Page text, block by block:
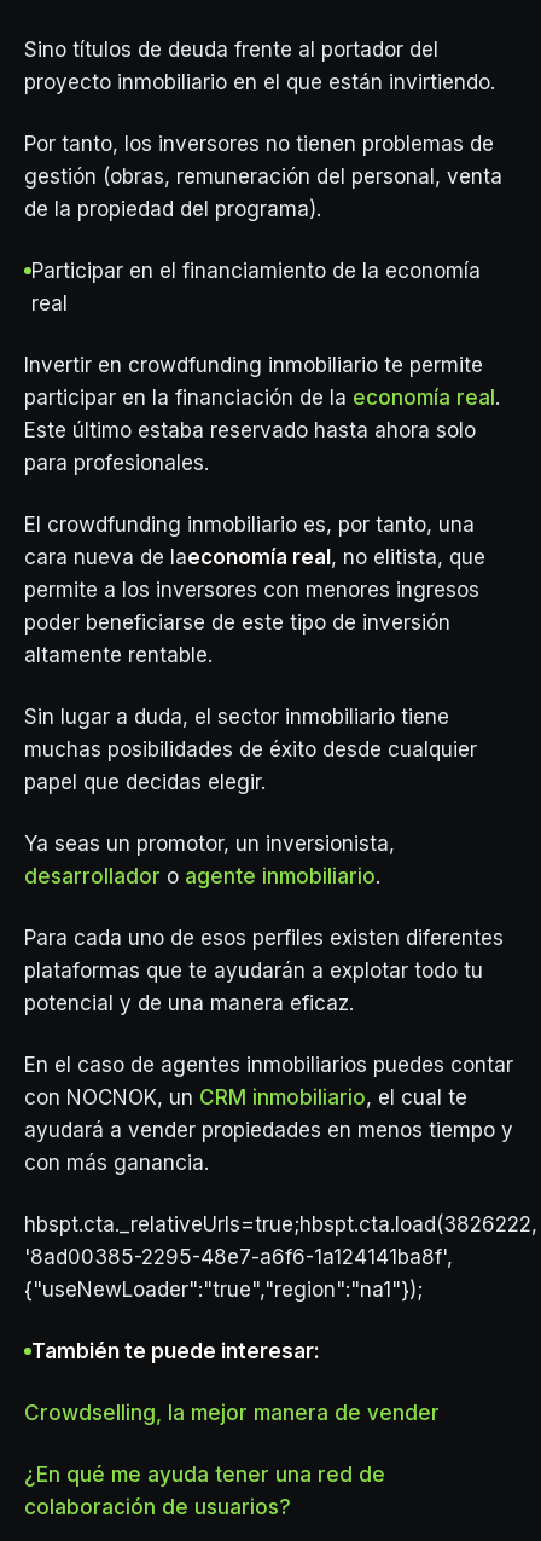
Sino títulos de deuda frente al portador del
proyecto inmobiliario en el que están invirtiendo.
Por tanto, los inversores no tienen problemas de
gestión (obras, remuneración del personal, venta
de la propiedad del programa).
Participar en el financiamiento de la economía
real
Invertir en crowdfunding inmobiliario te permite
participar en la financiación de la economía real .
Este último estaba reservado hasta ahora solo
para profesionales.
El crowdfunding inmobiliario es, por tanto, una
cara nueva de laeconomía real , no elitista, que
permite a los inversores con menores ingresos
poder beneficiarse de este tipo de inversión
altamente rentable.
Sin lugar a duda, el sector inmobiliario tiene
muchas posibilidades de éxito desde cualquier
papel que decidas elegir.
Ya seas un promotor, un inversionista,
desarrollador o agente inmobiliario.
Para cada uno de esos perfiles existen diferentes
plataformas que te ayudarán a explotar todo tu
potencial y de una manera eficaz.
En el caso de agentes inmobiliarios puedes contar
con NOCNOK, un CRM inmobiliario, el cual te
ayudará a vender propiedades en menos tiempo y
con más ganancia.
hbspt.cta._relativeUrls=true;hbspt.cta.load(3826222,
'8ad00385-2295-48e7-a6f6-1a124141ba8f',
{"useNewLoader":"true","region":"na1"});
También te puede interesar:
Crowdselling, la mejor manera de vender
¿En qué me ayuda tener una red de
colaboración de usuarios?